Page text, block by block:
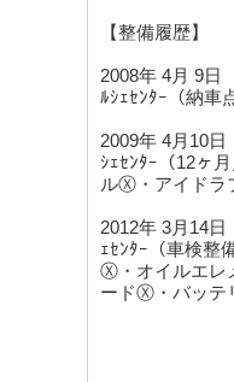
【整備履歴】
2008年
ﾙｼｪｾﾝﾀｰ（納車
2009年 4月
ｼｪｾﾝﾀｰ（12ヶ
ルⓍ・アイド
2012年 3月
ｪｾﾝﾀｰ（車検
Ⓧ・オイルエレ
ードⓍ・バッ